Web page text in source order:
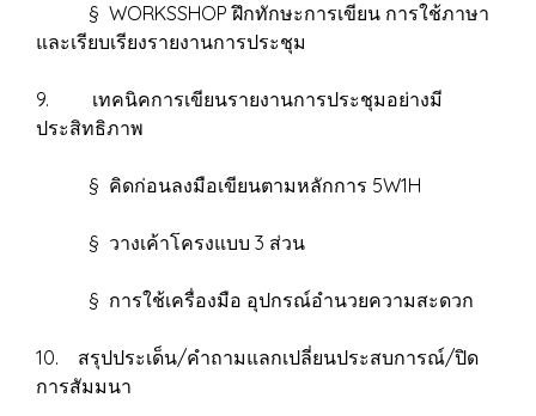
§ WORKSSHOP ฝึกทักษะการเขียน การใช้ภาษา
และเรียบเรียงรายงานการประชุม
9. เทคนิคการเขียนรายงานการประชุมอย่างมี
ประสิทธิภาพ
§ คิดก่อนลงมือเขียนตามหลักการ 5W1H
§ วางเค้าโครงแบบ 3 ส่วน
§ การใช้เครื่องมือ อุปกรณ์อำนวยความสะดวก
10. สรุปประเด็น/คำถามแลกเปลี่ยนประสบการณ์/ปิด
การสัมมนา